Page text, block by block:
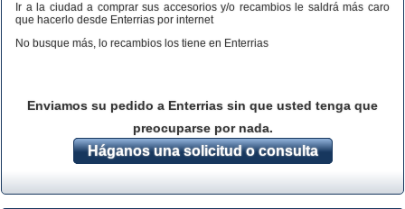
Ir a la ciudad a comprar sus accesorios y/o recambios le saldrá más caro
que hacerlo desde Enterrias por internet
No busque más, lo recambios los tiene en Enterrias
Enviamos su pedido a Enterrias sin que usted tenga que
preocuparse por nada.
Háganos una solicitud o consulta